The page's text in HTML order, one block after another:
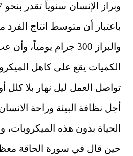
والبراز 300 جرام
الكميات يقع على كاهل
تواصل العمل ليل نهار بلا كلل
أجل نظافة البيئة وراحة
الحياة بدون هذه
حين قال في سورة الحاقة